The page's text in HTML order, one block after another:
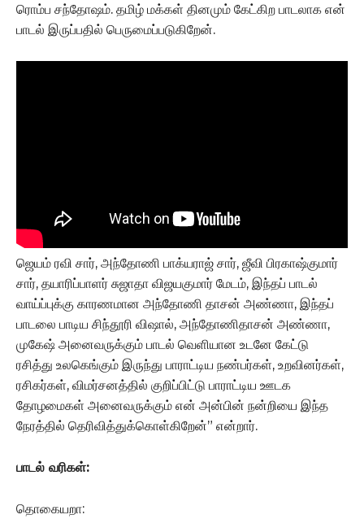
ரொம்ப சந்தோஷம். தமிழ் மக்கள் தினமும் கேட்கிற பாடலாக என்
பாடல் இருப்பதில் பெருமைப்படுகிறேன்.
ஜெயம் ரவி சார், அந்தோணி பாக்யராஜ் சார், ஜீவி பிரகாஷ்குமார்
சார், தயாரிப்பாளர் சுஜாதா விஜயகுமார் மேடம், இந்தப் பாடல்
வாய்ப்புக்கு காரணமான அந்தோணி தாசன் அண்ணா, இந்தப்
பாடலை பாடிய சிந்தூரி விஷால், அந்தோணிதாசன் அண்ணா,
முகேஷ் அனைவருக்கும் பாடல் வெளியான உடனே கேட்டு
ரசித்து உலகெங்கும் இருந்து பாராட்டிய நண்பர்கள், உறவினர்கள்,
ரசிகர்கள், விமர்சனத்தில் குறிப்பிட்டு பாராட்டிய ஊடக
தோழமைகள் அனைவருக்கும் என் அன்பின் நன்றியை இந்த
நேரத்தில் தெரிவித்துக்கொள்கிறேன்” என்றார்.
பாடல் வரிகள்:
தொகையறா: